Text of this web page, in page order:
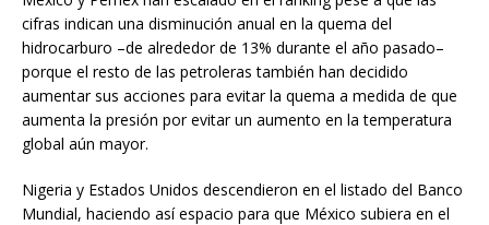
cifras indican una disminución anual en la quema del
hidrocarburo –de alrededor de 13% durante el año pasado–
porque el resto de las petroleras también han decidido
aumentar sus acciones para evitar la quema a medida de que
aumenta la presión por evitar un aumento en la temperatura
global aún mayor.
Nigeria y Estados Unidos descendieron en el listado del Banco
Mundial, haciendo así espacio para que México subiera en el